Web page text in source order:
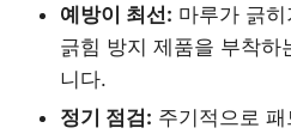
예방이 최선: 마루가 긁
긁힘 방지 제품을 부착하
니다.
정기 점검: 주기적으로